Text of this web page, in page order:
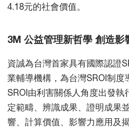
4.18元的社會價值。
3M 公益管理新哲學 創造影
資誠為台灣首家具有國際認證
業輔導機構，為台灣SROI制度
SROI由利害關係人角度出發執
定範疇、辨識成果、證明成果
響、計算價值、影響力應用及